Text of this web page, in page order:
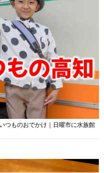
つものおでかけ｜日曜市に水族館